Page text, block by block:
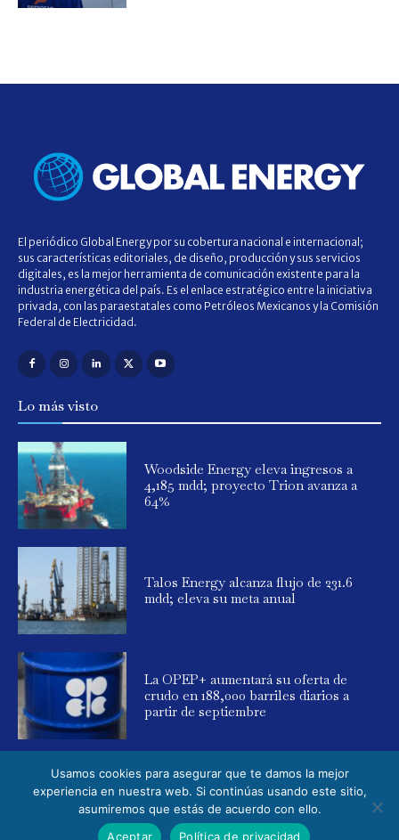
El periódico Global Energy por su cobertura nacional e internacional;
sus características editoriales, de diseño, producción y sus servicios
digitales, es la mejor herramienta de comunicación existente para la
industria energética del país. Es el enlace estratégico entre la iniciativa
privada, con las paraestatales como Petróleos Mexicanos y la Comisión
Federal de Electricidad.
Lo más visto
Woodside Energy eleva ingresos a
4,185 mdd; proyecto Trion avanza a
64%
Talos Energy alcanza flujo de 231.6
mdd; eleva su meta anual
La OPEP+ aumentará su oferta de
crudo en 188,000 barriles diarios a
partir de septiembre
© 2025 Global Energy. Todos los derechos reservados. Powered by
Usamos cookies para asegurar que te damos la mejor
experiencia en nuestra web. Si continúas usando este sitio,
asumiremos que estás de acuerdo con ello.
Aceptar
Política de privacidad